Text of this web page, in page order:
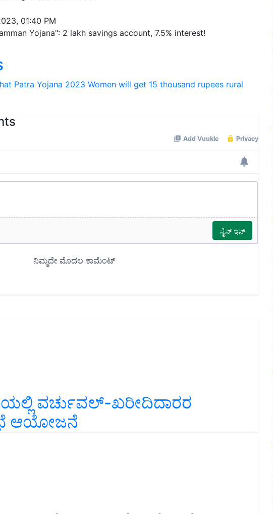
Yojana": 2 lakh savings account, 7.5% interest!
Patra Yojana 2023
ವರ್ಚುವಲ್-ಖರೀದಿದಾರರ
ಆಯೋಜನೆ
: ಫೆಬ್ರವರಿ 20ರೊಳಗೆ ಈ ಕೆಲಸ